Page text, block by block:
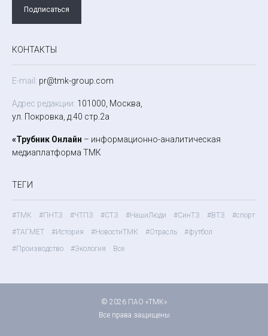
Подписаться
КОНТАКТЫ
E-mail: pr@tmk-group.com
Адрес редакции: 101000, Москва,
ул. Покровка, д.40 стр.2а
«Трубник Онлайн – информационно-аналитическая
медиаплатформа ТМК
ТЕГИ
#ТМК #ПНТЗ #ЧТПЗ #СТЗ #НашиЛюди #СинТЗ #ВТЗ
#спорт
#ТАГМЕТ
#История #НовостиТМК #Отрасль
#футбол
#Производство
#Экология Все
© 2026 ПАО «ТМК»
Все права защищены